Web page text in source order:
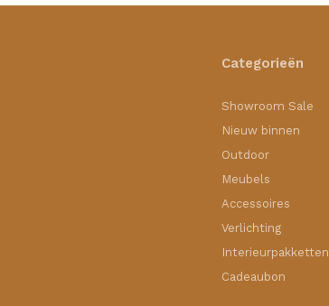
Categorieën
Showroom Sale
Nieuw binnen
Outdoor
Meubels
Accessoires
Verlichting
Interieurpakketten
Cadeaubon